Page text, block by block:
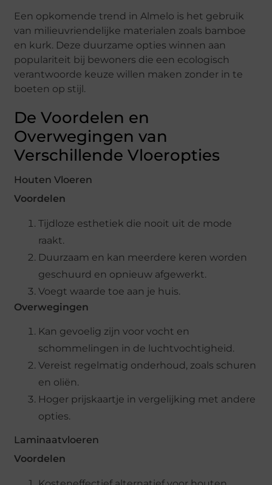
Een opkomende trend in Almelo is het gebruik
van milieuvriendelijke materialen zoals bamboe
en kurk. Deze duurzame opties winnen aan
populariteit bij bewoners die een ecologisch
verantwoorde keuze willen maken zonder in te
boeten op stijl.
De Voordelen en
Overwegingen van
Verschillende Vloeropties
Houten Vloeren
Voordelen
Tijdloze esthetiek die nooit uit de mode
raakt.
Duurzaam en kan meerdere keren worden
geschuurd en opnieuw afgewerkt.
Voegt waarde toe aan je huis.
Overwegingen
Kan gevoelig zijn voor vocht en
schommelingen in de luchtvochtigheid.
Vereist regelmatig onderhoud, zoals schuren
en oliën.
Hoger prijskaartje in vergelijking met andere
opties.
Laminaatvloeren
Voordelen